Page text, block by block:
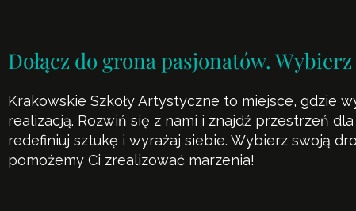
Dołącz do grona pasjonatów. Wybierz
Krakowskie Szkoły Artystyczne to miejsce, gdzie
realizacją. Rozwiń się z nami i znajdź przestrzeń
redefiniuj sztukę i wyrażaj siebie. Wybierz swoją
pomożemy Ci zrealizować marzenia!